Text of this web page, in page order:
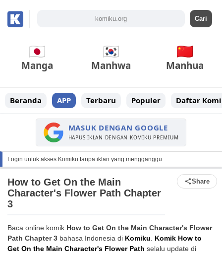
Manga Manhwa Manhua
Beranda APP Terbaru Populer Daftar
MASUK DENGAN GOOGLE
HAPUS IKLAN DENGAN KOMIKU PREMIUM
Login untuk akses Komiku tanpa iklan yang mengganggu.
How to Get On the Main
Character's Flower Path Chapter
3
Share
Baca online komik How to Get On the Main Character's Flower
Path Chapter 3 bahasa Indonesia di Komiku. Komik How to
Get On the Main Character's Flower Path selalu update di